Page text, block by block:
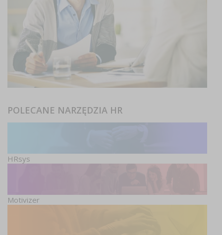
POLECANE NARZĘDZIA HR
HRsys
Motivizer